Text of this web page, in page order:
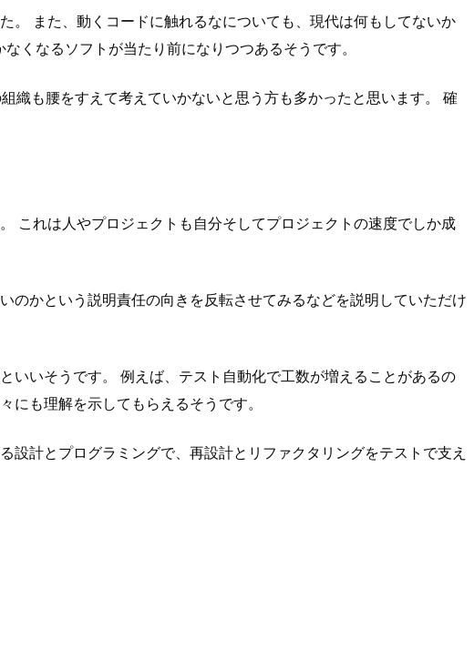
。 また、動くコードに触れるなについても、現代は何もしてないか
くなるソフトが当たり前になりつつあるそうです。
織も腰をすえて考えていかないと思う方も多かったと思います。 確
これは人やプロジェクトも自分そしてプロジェクトの速度でしか成
のかという説明責任の向きを反転させてみるなどを説明していただけ
いいそうです。 例えば、テスト自動化で工数が増えることがあるの
も理解を示してもらえるそうです。
計とプログラミングで、再設計とリファクタリングをテストで支え